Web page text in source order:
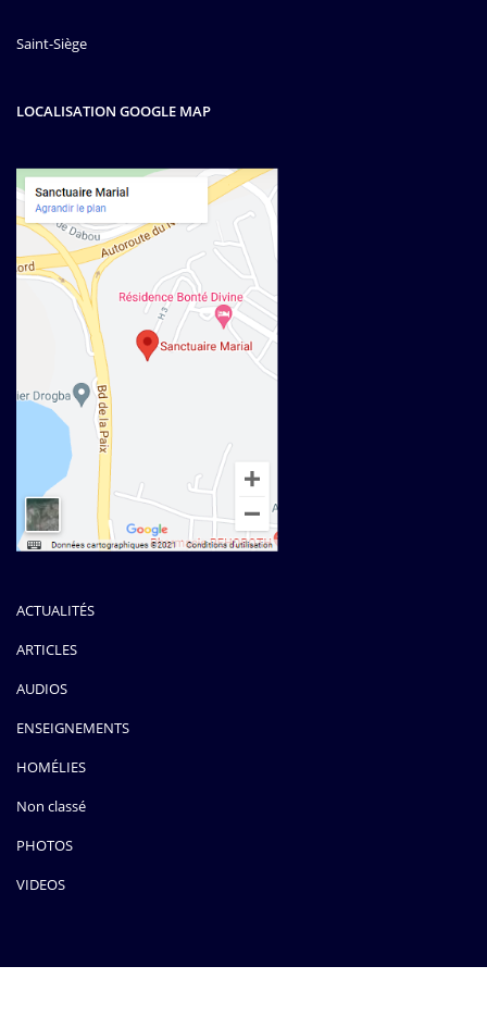
Saint-Siège
LOCALISATION GOOGLE MAP
ACTUALITÉS
ARTICLES
AUDIOS
ENSEIGNEMENTS
HOMÉLIES
Non classé
PHOTOS
VIDEOS